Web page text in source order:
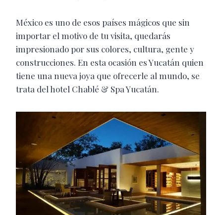
México es uno de esos países mágicos que sin
importar el motivo de tu visita, quedarás
impresionado por sus colores, cultura, gente y
construcciones. En esta ocasión es Yucatán quien
tiene una nueva joya que ofrecerle al mundo, se
trata del hotel Chablé & Spa Yucatán.